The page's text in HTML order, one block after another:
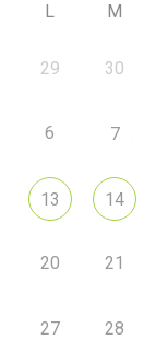
L M
29 30
6 7
13 14
20 21
27 28